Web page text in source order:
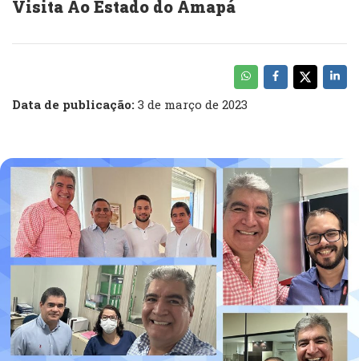
Visita Ao Estado do Amapá
Data de publicação: 3 de março de 2023